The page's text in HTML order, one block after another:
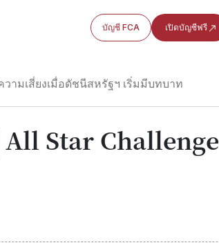
บัญชี FCA เปิดบัญชีฟรี
ความเสี่ยงเมื่อดัชนีสหรัฐฯ เริ่มมีบทบาท
Star Challenge